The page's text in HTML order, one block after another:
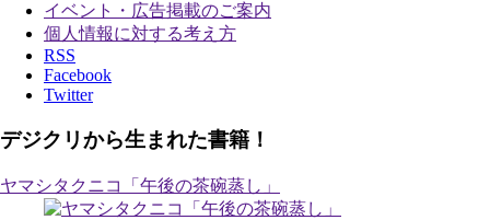
イベント・広告掲載のご案内
個人情報に対する考え方
RSS
Facebook
Twitter
デジクリから生まれた書籍！
ヤマシタクニコ「午後の茶碗蒸し」